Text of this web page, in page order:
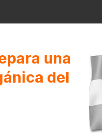
una
del